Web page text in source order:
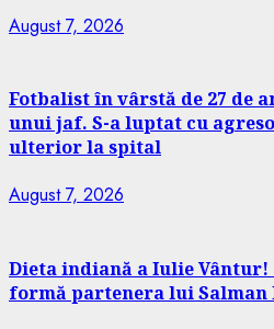
August 7, 2026
Fotbalist în vârstă de 27 de
unui jaf. S-a luptat cu
ulterior la spital
August 7, 2026
Dieta indiană a Iulie Vântur!
formă partenera lui Salman